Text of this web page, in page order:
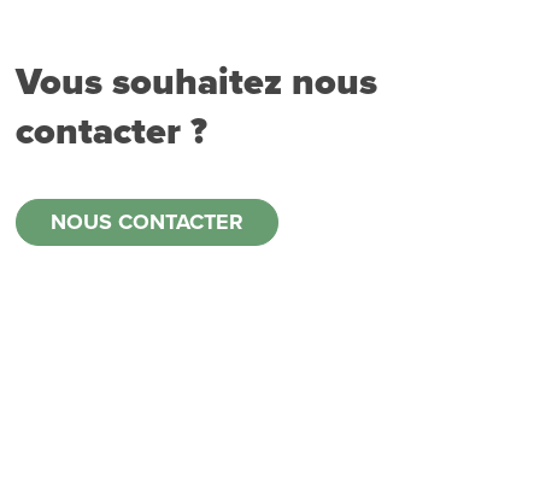
Vous souhaitez nous
contacter ?
NOUS CONTACTER